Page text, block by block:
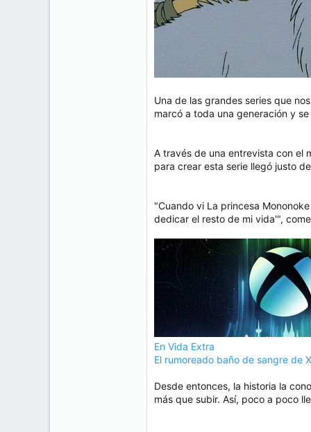
Una de las grandes series que
marcó a toda una generación y
A través de una entrevista con el
para crear esta serie llegó justo
"Cuando vi La princesa
dedicar el resto de mi vida'",
En Vida Extra
El rumoreado baño de sangre de
Desde entonces, la historia la
más que subir. Así, poco a poco